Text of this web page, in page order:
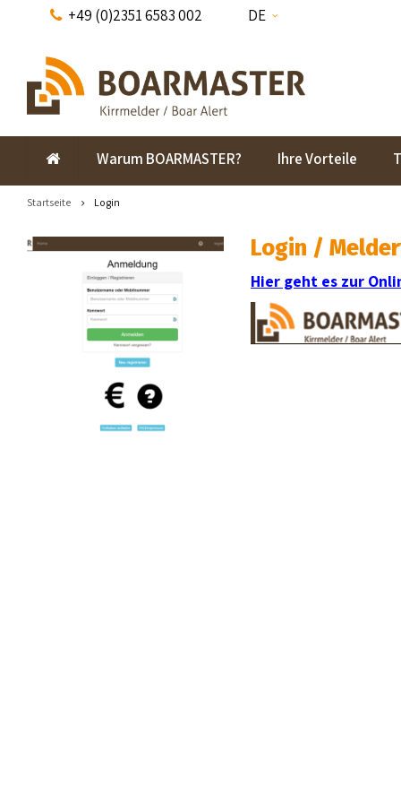
+49 (0)2351 6583 002 DE
Warum BOARMASTER? Ihre Vorteile
Startseite Login
Login /
Hier geht es zur